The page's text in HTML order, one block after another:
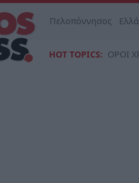
Πελοπόννησος
HOT TOPICS: ΟΡΟΙ